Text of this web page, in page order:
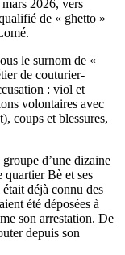
2026, vers
de « ghetto »
le surnom de «
de couturier-
: viol et
volontaires avec
coups et blessures,
d’une dizaine
quartier Bè et ses
déjà connu des
été déposées à
son arrestation. De
depuis son